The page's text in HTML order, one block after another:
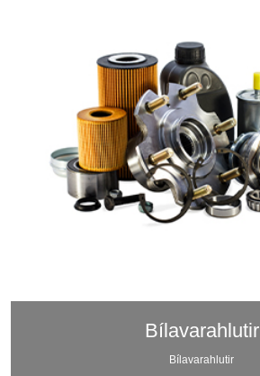
Bílavarahlutir
Bílavarahlutir